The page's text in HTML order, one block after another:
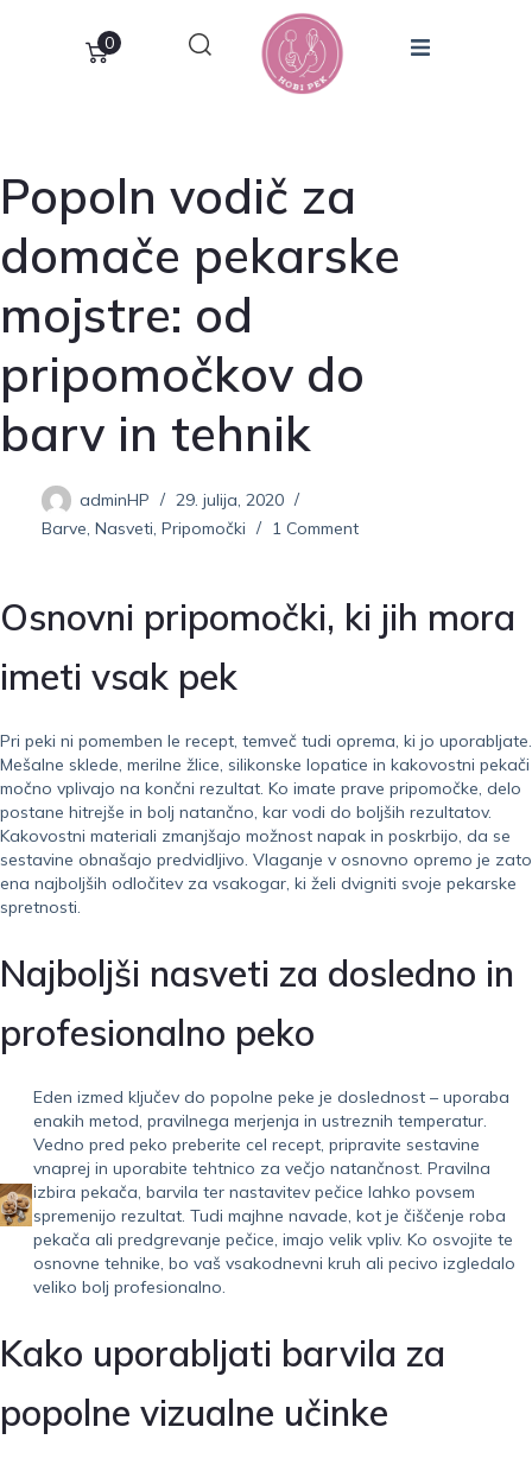
0
Popoln vodič za
domače pekarske
mojstre: od
pripomočkov do
barv in tehnik
adminHP
29. julija, 2020
Barve, Nasveti, Pripomočki 1 Comment
Osnovni pripomočki, ki jih mora
imeti vsak pek
Pri peki ni pomemben le recept, temveč tudi oprema, ki jo uporabljate.
Mešalne sklede, merilne žlice, silikonske lopatice in kakovostni pekači
močno vplivajo na končni rezultat. Ko imate prave pripomočke, delo
postane hitrejše in bolj natančno, kar vodi do boljših rezultatov.
Kakovostni materiali zmanjšajo možnost napak in poskrbijo, da se
sestavine obnašajo predvidljivo. Vlaganje v osnovno opremo je zato
ena najboljših odločitev za vsakogar, ki želi dvigniti svoje pekarske
spretnosti.
Najboljši nasveti za dosledno in
profesionalno peko
Eden izmed ključev do popolne peke je doslednost – uporaba
enakih metod, pravilnega merjenja in ustreznih temperatur.
Vedno pred peko preberite cel recept, pripravite sestavine
vnaprej in uporabite tehtnico za večjo natančnost. Pravilna
izbira pekača, barvila ter nastavitev pečice lahko povsem
spremenijo rezultat. Tudi majhne navade, kot je čiščenje roba
pekača ali predgrevanje pečice, imajo velik vpliv. Ko osvojite te
osnovne tehnike, bo vaš vsakodnevni kruh ali pecivo izgledalo
veliko bolj profesionalno.
Kako uporabljati barvila za
popolne vizualne učinke